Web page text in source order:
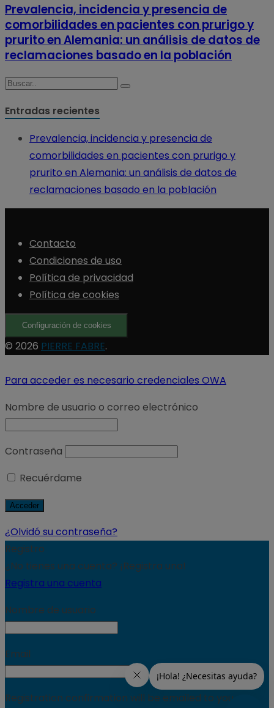
Prevalencia, incidencia y presencia de
comorbilidades en pacientes con prurigo y
prurito en Alemania: un análisis de datos de
reclamaciones basado en la población
Entradas recientes
Prevalencia, incidencia y presencia de
comorbilidades en pacientes con prurigo y
prurito en Alemania: un análisis de datos de
reclamaciones basado en la población
Contacto
Condiciones de uso
Política de privacidad
Política de cookies
Configuración de cookies
© 2026 PIERRE FABRE.
Para acceder es necesario credenciales OWA
Nombre de usuario o correo electrónico
Contraseña
Recuérdame
¿Olvidó su contraseña?
Registro
¿No tienes una cuenta? ¡Registra una!
Registra una cuenta
Nombre de usuario
Email
Registration confirmation will be emailed to you.